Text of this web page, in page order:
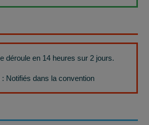
déroule en 14 heures sur 2 jours.
Notifiés dans la convention